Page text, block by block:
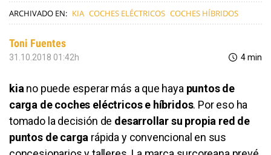
ARCHIVADO EN: KIA COCHES ELÉCTRICOS COCHES HÍBRIDOS
Toni Fuentes
31.10.2018 01:42h 4 min
kia no puede esperar más a que haya puntos de
carga de coches eléctricos e híbridos. Por eso ha
tomado la decisión de desarrollar su propia red de
puntos de carga rápida y convencional en sus